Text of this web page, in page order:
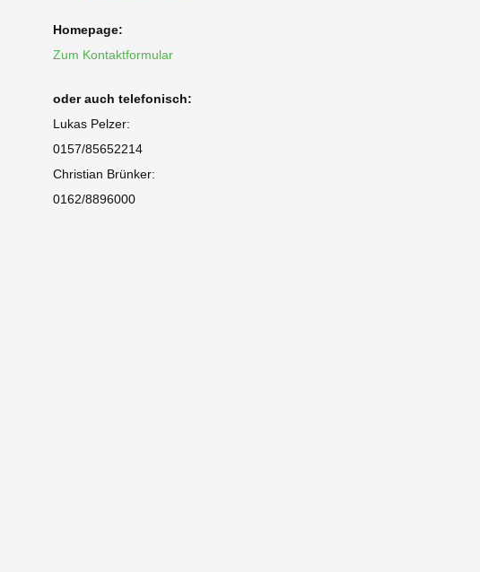
Homepage:
Zum Kontaktformular
oder auch telefonisch:
Lukas Pelzer:
0157/85652214
Christian Brünker:
0162/8896000